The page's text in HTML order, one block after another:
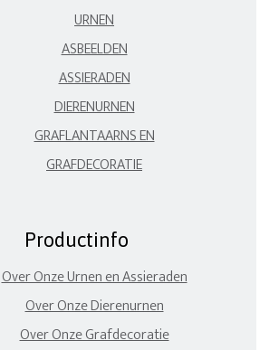
URNEN
ASBEELDEN
ASSIERADEN
DIERENURNEN
GRAFLANTAARNS EN
GRAFDECORATIE
Productinfo
Over Onze Urnen en Assieraden
Over Onze Dierenurnen
Over Onze Grafdecoratie